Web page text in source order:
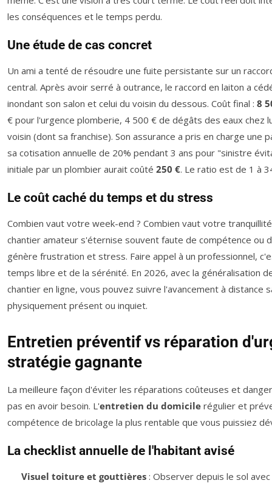
les conséquences et le temps perdu.
Une étude de cas concret
Un ami a tenté de résoudre une fuite persistante sur un
central. Après avoir serré à outrance, le raccord en laiton a
inondant son salon et celui du voisin du dessous. Coût final : 8
€ pour l'urgence plomberie, 4 500 € de dégâts des eaux chez
voisin (dont sa franchise). Son assurance a pris en charge une
sa cotisation annuelle de 20% pendant 3 ans pour "sinistre
initiale par un plombier aurait coûté 250 €. Le ratio est de 1 à
Le coût caché du temps et du stress
Combien vaut votre week-end ? Combien vaut votre
chantier amateur s'éternise souvent faute de compétence ou
génère frustration et stress. Faire appel à un professionnel,
temps libre et de la sérénité. En 2026, avec la généralisation
chantier en ligne, vous pouvez suivre l'avancement à distance
physiquement présent ou inquiet.
Entretien préventif vs réparation
stratégie gagnante
La meilleure façon d'éviter les réparations coûteuses et
pas en avoir besoin. L'entretien du domicile régulier et
compétence de bricolage la plus rentable que vous puissiez
La checklist annuelle de l'habitant avisé
Visuel toiture et gouttières: Observer depuis le sol